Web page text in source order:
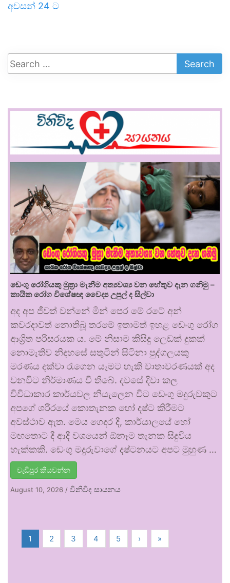
අවසන් 24 ට
ඩෙංගු රෝගියකු ⁣මුත්‍රා මැනීම අත්‍යවශ්‍ය වන හේතුව දැන ගනිමු –
කායික රෝග විශේෂඥ වෛද්‍ය උපුල් ද සිල්වා
අද අප ජීවත් වන්නේ මින් පෙර මේ රටේ අන්
කවරදාවත් නොතිබූ තරමේ ඉතාමත් ඉහළ ඩෙංගු රෝග
ආශ්‍රිත පරිසරයක ය. මේ නිසාම කිසිදු ලෙඩක් දුකක්
නොමැතිව නිදහසේ සතුටින් සිටිනා පුද්ගලයකු
මරණය දක්වා රැගෙන යෑමට හැකි වාතාවරණයක් අද
වනවිට නිර්මාණය වී තිබේ. දවසේ දිවා කල
විවිධාකාර කාර්යවල නියැලෙන විට ඩෙංගු මදුරුවකුට
අපගේ ශරීරයේ කොතැනක හෝ දෂ්ට කිරීමට
අවස්ථාව ඇත. මෙය ගෙදර දී, කාර්යාලයේ හෝ
මඟතොට දී ආදී වශයෙන් ඕනෑම තැනක සිදුවිය
හැක්කකි. ඩෙංගු මදුරුවාගේ දෂ්ටනයට අපට මුහුණ …
වැඩිපුර කියවන්න
August 10, 2026 / විනිවිද සායනය
1 2 3 4 5 › »